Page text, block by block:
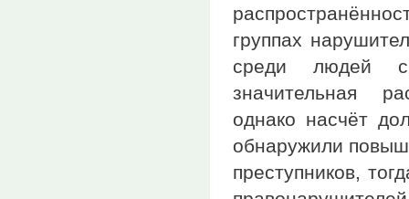
группах
среди людей с
значительная
однако насчёт
обнаружили
преступников,